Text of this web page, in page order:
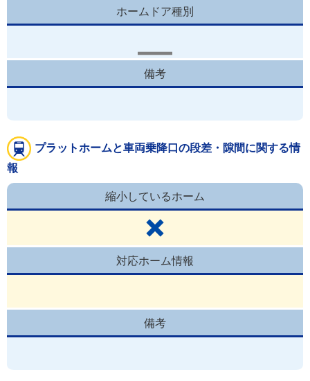
ホームドア種別
備考
プラットホームと車両乗降口の段差・隙間に関する情
報
縮小しているホーム
対応ホーム情報
備考